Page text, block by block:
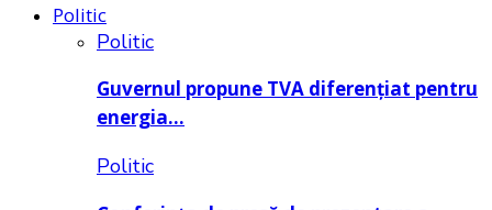
Politic
Politic
Guvernul propune TVA diferențiat pentru
energia…
Politic